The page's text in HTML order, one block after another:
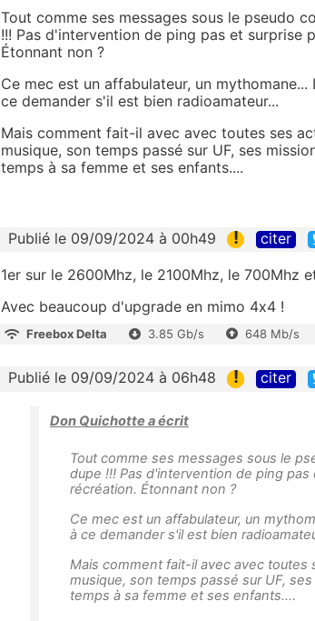
Tout comme ses messages sous le pseudo
!!! Pas d'intervention de ping pas et surprise
Étonnant non ?
Ce mec est un affabulateur, un
ce demander s'il est bien radioamateur...
Mais comment fait-il avec avec toutes ses
musique, son temps passé sur UF, ses
temps à sa femme et ses enfants....
Publié le 09/09/2024 à 00h49 ! citer
1er sur le 2600Mhz, le 2100Mhz, le 700Mhz
Avec beaucoup d'upgrade en mimo 4x4 !
Freebox Delta 3.85 Gb/s 648 Mb/s
Publié le 09/09/2024 à 06h48 ! citer
Don Quichotte a écrit
Tout comme ses messages sous le
dupe !!! Pas d'intervention de ping
récréation. Étonnant non ?
Ce mec est un affabulateur, un
à ce demander s'il est bien
Mais comment fait-il avec avec toutes
musique, son temps passé sur UF,
temps à sa femme et ses enfants....